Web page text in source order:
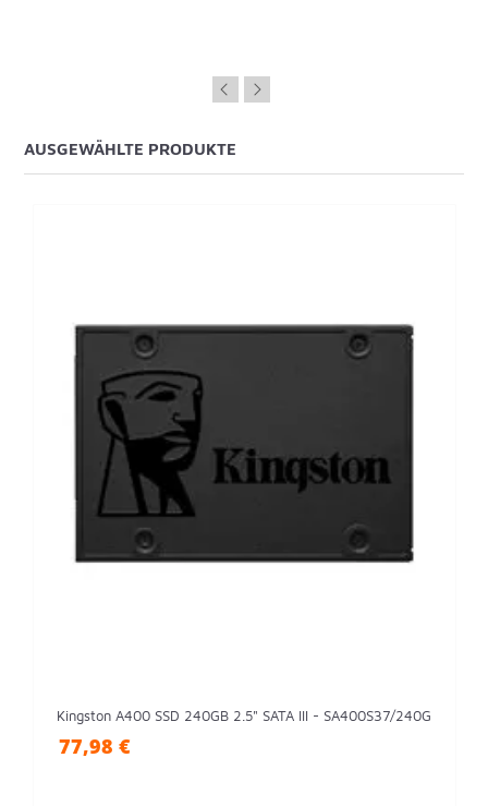
AUSGEWÄHLTE PRODUKTE
Kingston A400 SSD 240GB 2.5" SATA III - SA400S37/240G
77,98 €